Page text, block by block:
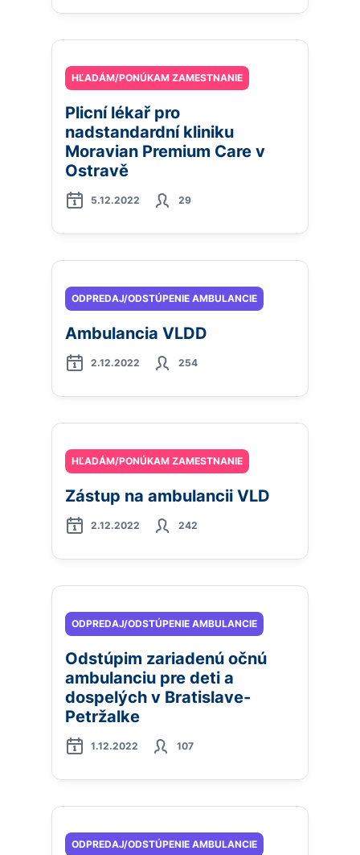
HĽADÁM/PONÚKAM ZAMESTNANIE
Plicní lékař pro
nadstandardní kliniku
Moravian Premium Care v
Ostravě
5.12.2022 29
ODPREDAJ/ODSTÚPENIE AMBULANCIE
Ambulancia VLDD
2.12.2022 254
HĽADÁM/PONÚKAM ZAMESTNANIE
Zástup na ambulancii VLD
2.12.2022 242
ODPREDAJ/ODSTÚPENIE AMBULANCIE
Odstúpim zariadenú očnú
ambulanciu pre deti a
dospelých v Bratislave-
Petržalke
1.12.2022 107
ODPREDAJ/ODSTÚPENIE AMBULANCIE